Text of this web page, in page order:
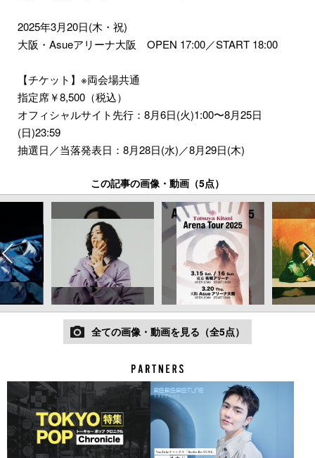
2025年3月20日(木・祝)
大阪・Asueアリーナ大阪 OPEN 17:00／START 18:00
【チケット】※両会場共通
指定席￥8,500（税込）
オフィシャルサイト先行：8月6日(火)1:00〜8月25日
(日)23:59
抽選日／当落発表日：8月28日(水)／8月29日(木)
この記事の画像・動画（5点）
全ての画像・動画を見る（全5点）